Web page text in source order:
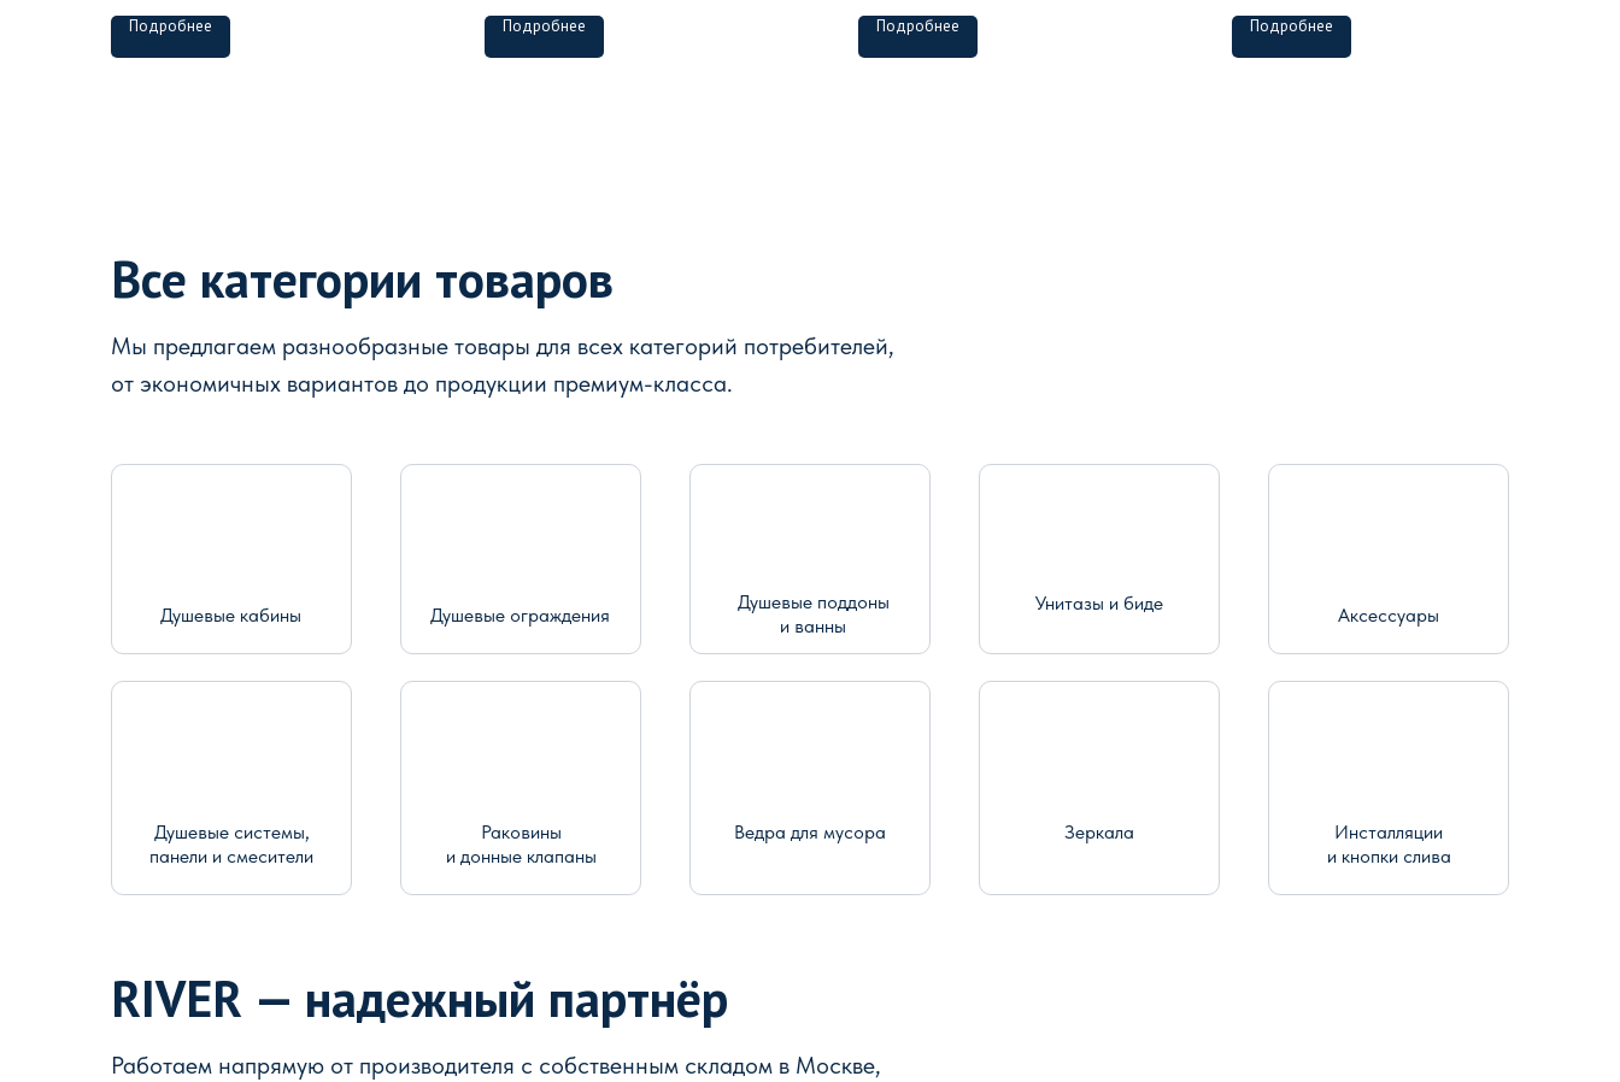
Подробнее Подробнее Подробнее Подробнее
Все категории товаров
Мы предлагаем разнообразные товары для всех категорий потребителей,
от экономичных вариантов до продукции премиум-класса.
Душевые системы,
панели и смесители
Ведра для мусора
Душевые кабины
Зеркала
Душевые ограждения
Раковины
и донные клапаны
Аксессуары
Инсталляции
и кнопки слива
Унитазы и биде
Душевые поддоны
и ванны
RIVER — надежный партнёр
Работаем напрямую от производителя с собственным складом в Москве,